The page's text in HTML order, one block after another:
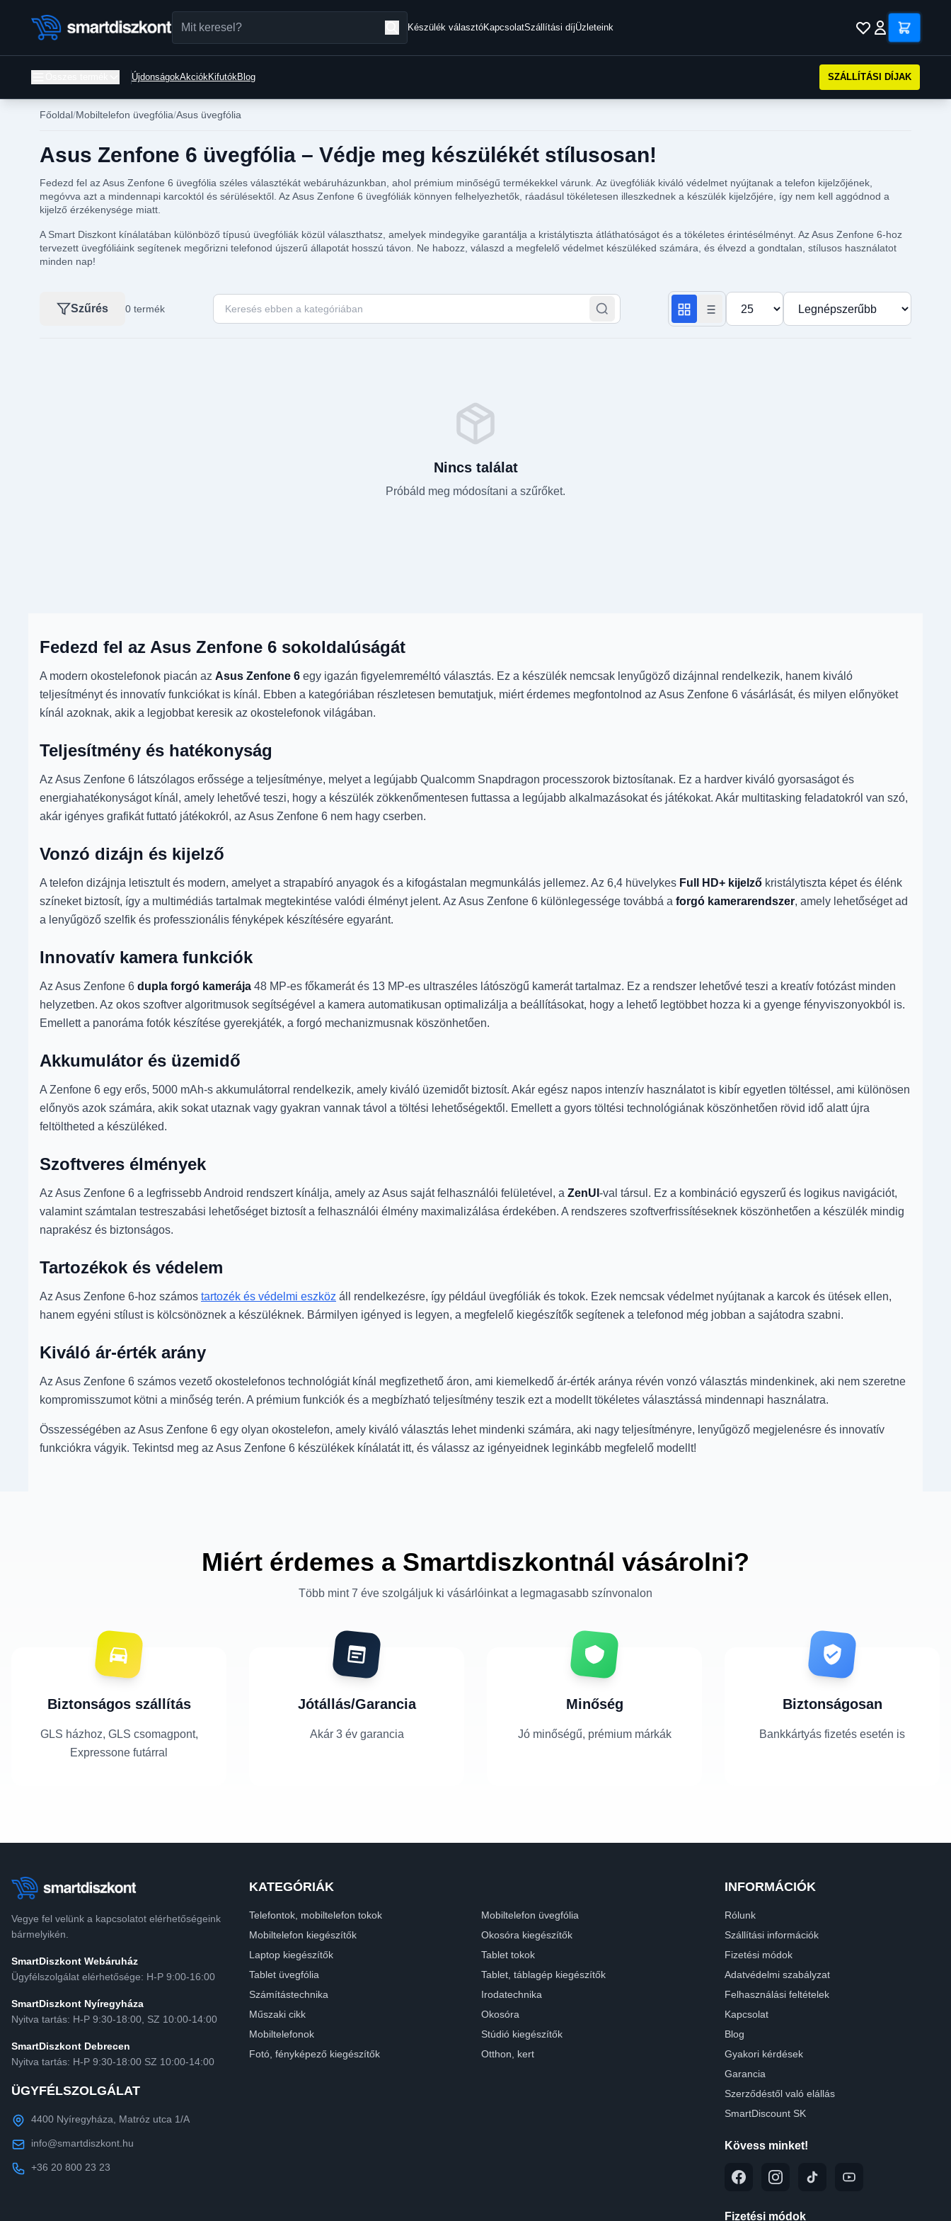
Készülék választóKapcsolatSzállítási díjÜzleteink
ÚjdonságokAkciókKifutókBlog SZÁLLÍTÁSI DÍJAK
Főoldal Mobiltelefon üvegfólia Asus üvegfólia
Asus Zenfone 6 üvegfólia – Védje meg készülékét stílusosan!
Fedezd fel az Asus Zenfone 6 üvegfólia széles választékát webáruházunkban, ahol prémium minőségű termékekkel várunk. Az üvegfóliák kiváló védelmet nyújtanak a telefon kijelzőjének,
megóvva azt a mindennapi karcoktól és sérülésektől. Az Asus Zenfone 6 üvegfóliák könnyen felhelyezhetők, ráadásul tökéletesen illeszkednek a készülék kijelzőjére, így nem kell aggódnod a
kijelző érzékenysége miatt.
A Smart Diszkont kínálatában különböző típusú üvegfóliák közül választhatsz, amelyek mindegyike garantálja a kristálytiszta átláthatóságot és a tökéletes érintésélményt. Az Asus Zenfone 6-hoz
tervezett üvegfóliáink segítenek megőrizni telefonod újszerű állapotát hosszú távon. Ne habozz, válaszd a megfelelő védelmet készüléked számára, és élvezd a gondtalan, stílusos használatot
minden nap!
Szűrés 0 termék
Keresés ebben a kategóriában Termékek száma oldalanként
Rendezés
Nincs találat
Próbáld meg módosítani a szűrőket.
Fedezd fel az Asus Zenfone 6 sokoldalúságát
A modern okostelefonok piacán az Asus Zenfone 6 egy igazán figyelemreméltó választás. Ez a készülék nemcsak lenyűgöző dizájnnal rendelkezik, hanem kiváló
teljesítményt és innovatív funkciókat is kínál. Ebben a kategóriában részletesen bemutatjuk, miért érdemes megfontolnod az Asus Zenfone 6 vásárlását, és milyen előnyöket
kínál azoknak, akik a legjobbat keresik az okostelefonok világában.
Teljesítmény és hatékonyság
Az Asus Zenfone 6 látszólagos erőssége a teljesítménye, melyet a legújabb Qualcomm Snapdragon processzorok biztosítanak. Ez a hardver kiváló gyorsaságot és
energiahatékonyságot kínál, amely lehetővé teszi, hogy a készülék zökkenőmentesen futtassa a legújabb alkalmazásokat és játékokat. Akár multitasking feladatokról van szó,
akár igényes grafikát futtató játékokról, az Asus Zenfone 6 nem hagy cserben.
Vonzó dizájn és kijelző
A telefon dizájnja letisztult és modern, amelyet a strapabíró anyagok és a kifogástalan megmunkálás jellemez. Az 6,4 hüvelykes Full HD+ kijelző kristálytiszta képet és élénk
színeket biztosít, így a multimédiás tartalmak megtekintése valódi élményt jelent. Az Asus Zenfone 6 különlegessége továbbá a forgó kamerarendszer, amely lehetőséget ad
a lenyűgöző szelfik és professzionális fényképek készítésére egyaránt.
Innovatív kamera funkciók
Az Asus Zenfone 6 dupla forgó kamerája 48 MP-es főkamerát és 13 MP-es ultraszéles látószögű kamerát tartalmaz. Ez a rendszer lehetővé teszi a kreatív fotózást minden
helyzetben. Az okos szoftver algoritmusok segítségével a kamera automatikusan optimalizálja a beállításokat, hogy a lehető legtöbbet hozza ki a gyenge fényviszonyokból is.
Emellett a panoráma fotók készítése gyerekjáték, a forgó mechanizmusnak köszönhetően.
Akkumulátor és üzemidő
A Zenfone 6 egy erős, 5000 mAh-s akkumulátorral rendelkezik, amely kiváló üzemidőt biztosít. Akár egész napos intenzív használatot is kibír egyetlen töltéssel, ami különösen
előnyös azok számára, akik sokat utaznak vagy gyakran vannak távol a töltési lehetőségektől. Emellett a gyors töltési technológiának köszönhetően rövid idő alatt újra
feltöltheted a készüléked.
Szoftveres élmények
Az Asus Zenfone 6 a legfrissebb Android rendszert kínálja, amely az Asus saját felhasználói felületével, a ZenUI -val társul. Ez a kombináció egyszerű és logikus navigációt,
valamint számtalan testreszabási lehetőséget biztosít a felhasználói élmény maximalizálása érdekében. A rendszeres szoftverfrissítéseknek köszönhetően a készülék mindig
naprakész és biztonságos.
Tartozékok és védelem
Az Asus Zenfone 6-hoz számos tartozék és védelmi eszköz áll rendelkezésre, így például üvegfóliák és tokok. Ezek nemcsak védelmet nyújtanak a karcok és ütések ellen,
hanem egyéni stílust is kölcsönöznek a készüléknek. Bármilyen igényed is legyen, a megfelelő kiegészítők segítenek a telefonod még jobban a sajátodra szabni.
Kiváló ár-érték arány
Az Asus Zenfone 6 számos vezető okostelefonos technológiát kínál megfizethető áron, ami kiemelkedő ár-érték aránya révén vonzó választás mindenkinek, aki nem szeretne
kompromisszumot kötni a minőség terén. A prémium funkciók és a megbízható teljesítmény teszik ezt a modellt tökéletes választássá mindennapi használatra.
Összességében az Asus Zenfone 6 egy olyan okostelefon, amely kiváló választás lehet mindenki számára, aki nagy teljesítményre, lenyűgöző megjelenésre és innovatív
funkciókra vágyik. Tekintsd meg az Asus Zenfone 6 készülékek kínálatát itt, és válassz az igényeidnek leginkább megfelelő modellt!
Miért érdemes a Smartdiszkontnál vásárolni?
Több mint 7 éve szolgáljuk ki vásárlóinkat a legmagasabb színvonalon
Biztonságos szállítás
GLS házhoz, GLS csomagpont,
Expressone futárral
Jótállás/Garancia
Akár 3 év garancia
Minőség
Jó minőségű, prémium márkák
Biztonságosan
Bankkártyás fizetés esetén is
Vegye fel velünk a kapcsolatot elérhetőségeink
bármelyikén.
SmartDiszkont Webáruház
Ügyfélszolgálat elérhetősége: H-P 9:00-16:00
SmartDiszkont Nyíregyháza
Nyitva tartás: H-P 9:30-18:00, SZ 10:00-14:00
SmartDiszkont Debrecen
Nyitva tartás: H-P 9:30-18:00 SZ 10:00-14:00
ÜGYFÉLSZOLGÁLAT
4400 Nyíregyháza, Matróz utca 1/A
info@smartdiszkont.hu
+36 20 800 23 23
KATEGÓRIÁK
Telefontok, mobiltelefon tokok
Mobiltelefon üvegfólia
Mobiltelefon kiegészítők
Okosóra kiegészítők
Laptop kiegészítők
Tablet tokok
Tablet üvegfólia
Tablet, táblagép kiegészítők
Számítástechnika
Irodatechnika
Műszaki cikk
Okosóra
Mobiltelefonok
Stúdió kiegészítők
Fotó, fényképező kiegészítők
Otthon, kert
INFORMÁCIÓK
Rólunk
Szállítási információk
Fizetési módok
Adatvédelmi szabályzat
Felhasználási feltételek
Kapcsolat
Blog
Gyakori kérdések
Garancia
Szerződéstől való elállás
SmartDiscount SK
Kövess minket!
Fizetési módok